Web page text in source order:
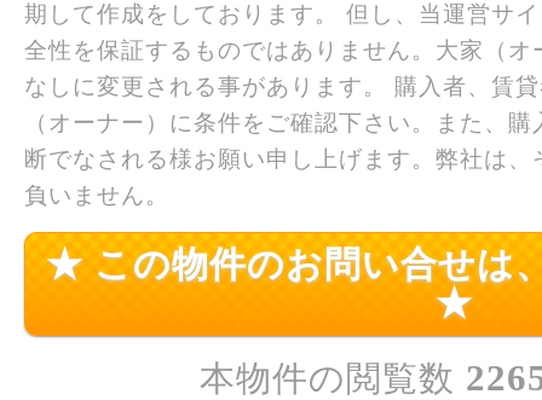
期して作成をしております。 但し、当運営サ
全性を保証するものではありません。大家（
なしに変更される事があります。 購入者、賃
（オーナー）に条件をご確認下さい。また、
断でなされる様お願い申し上げます。弊社は
負いません。
★ この物件のお問い合せは
★
本物件の閲覧数